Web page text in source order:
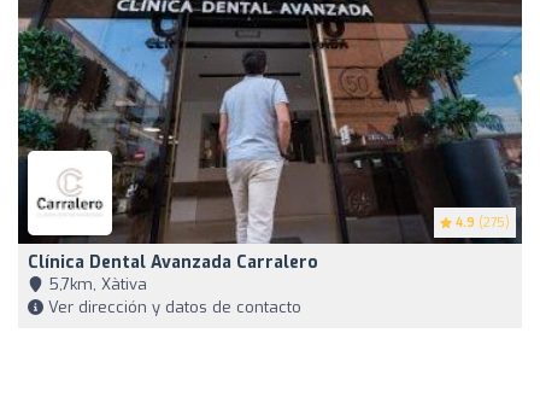
4.9 (275)
Clínica Dental Avanzada Carralero
5,7km, Xàtiva
Ver dirección y datos de contacto